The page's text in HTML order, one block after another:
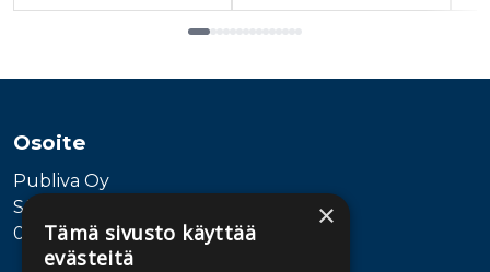
Osoite
Publiva Oy
Sörnäistenkatu 1
00580 Helsinki
×
Tämä sivusto käyttää
evästeitä